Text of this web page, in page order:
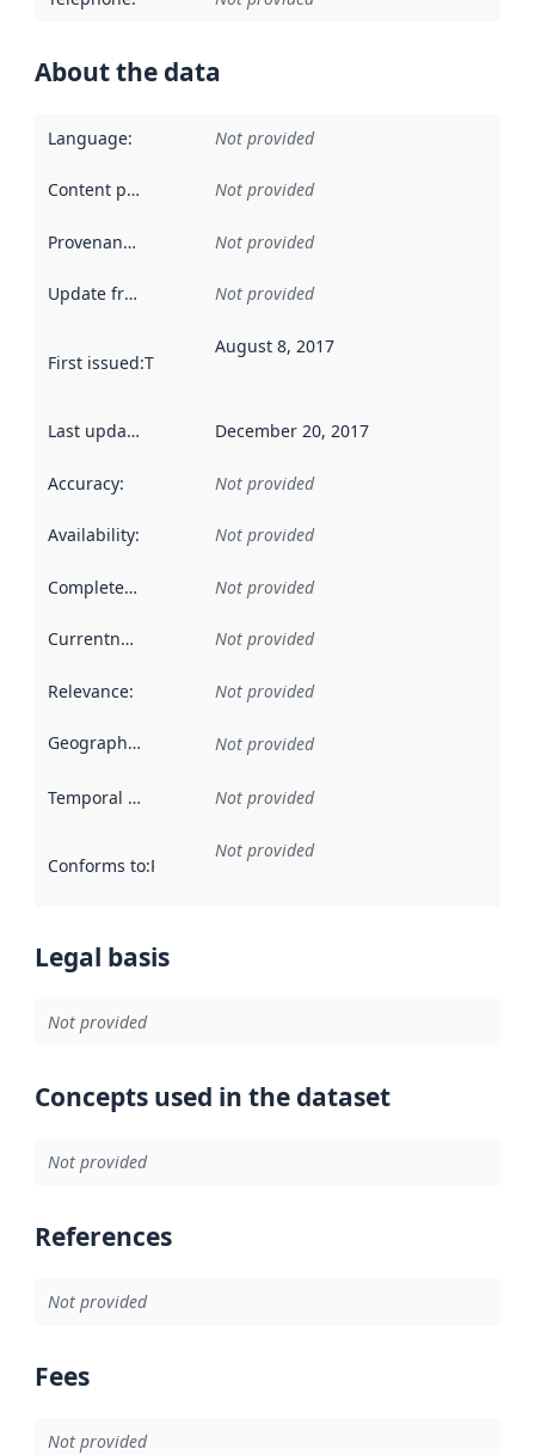
About the data
Language: Not provided
Content providers Not provided
Provenance Not provided
Update frequency Not provided
First issued:This date indicates when the data in this
August 8, 2017
Last updated December 20, 2017
Accuracy: Not provided
Availability: Not provided
Completeness Not provided
Currentness Not provided
Relevance: Not provided
Geographical scope Not provided
Temporal scope Not provided
Conforms to:Reference to an implementation rule or other
Not provided
Legal basis
Not provided
Concepts used in the dataset
Not provided
References
Not provided
Fees
Not provided